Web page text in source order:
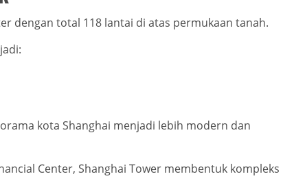
dengan total 118 lantai di atas permukaan tanah.
kota Shanghai menjadi lebih modern dan
Center, Shanghai Tower membentuk kompleks